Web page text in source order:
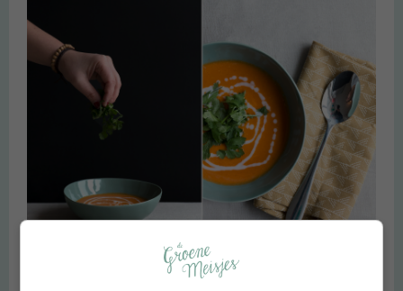
Budget recept: Linzensoep met kokosmelk